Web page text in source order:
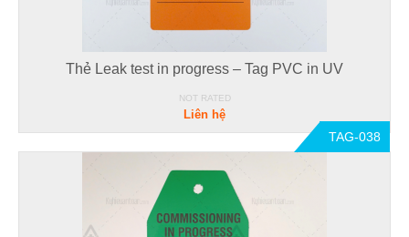
Thẻ Leak test in progress – Tag PVC in UV
NOT RATED
Liên hệ
TAG-038